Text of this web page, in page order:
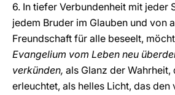
6. In tiefer Verbundenheit mit jeder
jedem Bruder im Glauben und von
Freundschaft für alle beseelt,
Evangelium vom Leben neu
verkünden, als Glanz der Wahrheit,
erleuchtet, als helles Licht, das